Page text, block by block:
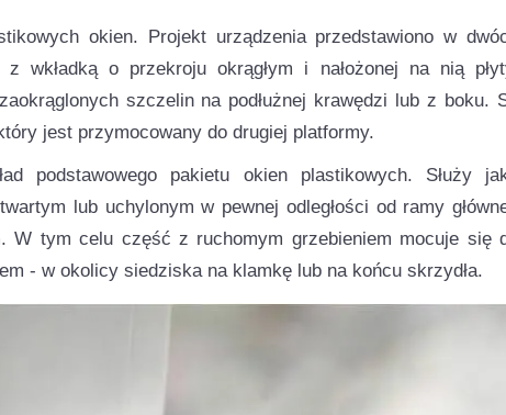
okien. Projekt urządzenia przedstawiono w
wkładką o przekroju okrągłym i nałożonej na nią
szczelin na podłużnej krawędzi lub z boku.
jest przymocowany do drugiej platformy.
podstawowego pakietu okien plastikowych. Służy
lub uchylonym w pewnej odległości od ramy
W tym celu część z ruchomym grzebieniem mocuje się
- w okolicy siedziska na klamkę lub na końcu skrzydła.